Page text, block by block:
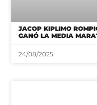
JACOP KIPLIMO
GANÓ LA MEDIA
24/08/2025